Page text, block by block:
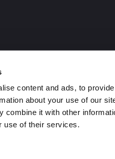
content and ads, to
about your use of our
combine it with other
use of their services.